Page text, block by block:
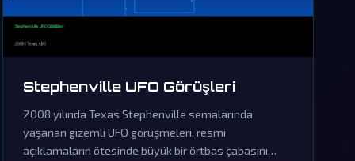
Stephenville UFO Görüşleri
2008 yılında Texas Stephenville semalarında
yaşanan gizemli UFO görüşmeleri, resmi
açıklamaların ötesinde büyük bir örtbas çabasını